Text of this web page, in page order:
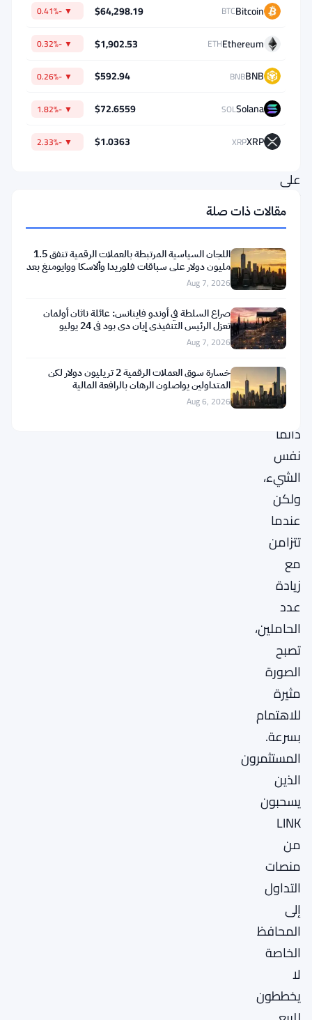
الموجودة
المنصات،
ويعتبر
إشارة
واضحة
على
أن
عملية
التجميع
تتزايد.
تعني
التدفقات
الخارجة
من
المنصات
دائمًا
نفس
الشيء،
ولكن
عندما
تتزامن
مع
زيادة
عدد
الحاملين،
تصبح
الصورة
مثيرة
للاهتمام
بسرعة.
المستثمرون
الذين
يسحبون
LINK
من
منصات
التداول
إلى
المحافظ
الخاصة
لا
يخططون
Bitcoin
BTC
$64,298.19
▼ -0.41%
Ethereum
ETH
$1,902.53
▼ -0.32%
BNB
BNB
$592.94
▼ -0.26%
Solana
SOL
$72.6559
▼ -1.82%
XRP
XRP
$1.0363
▼ -2.33%
مقالات ذات صلة
اللجان السياسية المرتبطة بالعملات الرقمية تنفق 1.5
مليون دولار على سباقات فلوريدا وألاسكا ووايومنغ بعد
تعثر
Aug 7, 2026
صراع السلطة في أوندو فاينانس: عائلة ناثان أولمان
تعزل الرئيس التنفيذي إيان دي بود في 24 يوليو
Aug 7, 2026
خسارة سوق العملات الرقمية 2 تريليون دولار لكن
المتداولين يواصلون الرهان بالرافعة المالية
Aug 6, 2026